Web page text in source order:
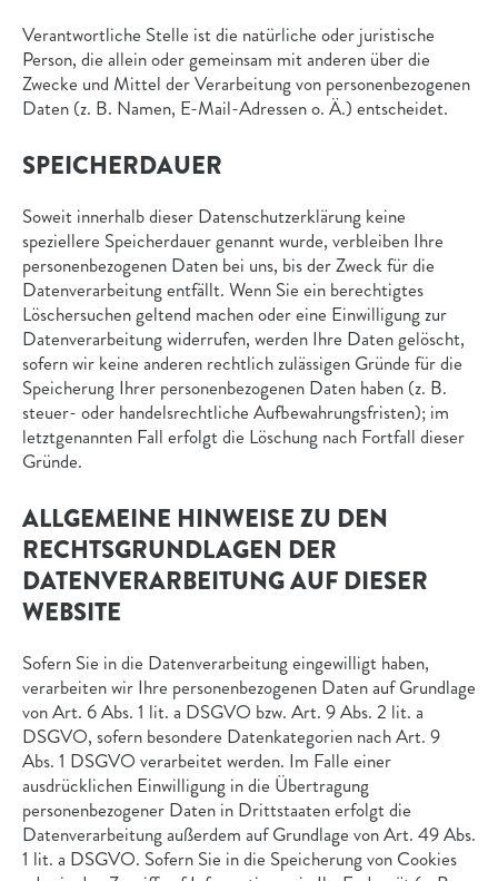
Verantwortliche Stelle ist die natürliche oder juristische
Person, die allein oder gemeinsam mit anderen über die
Zwecke und Mittel der Verarbeitung von personenbezogenen
Daten (z. B. Namen, E-Mail-Adressen o. Ä.) entscheidet.
SPEICHERDAUER
Soweit innerhalb dieser Datenschutzerklärung keine
speziellere Speicherdauer genannt wurde, verbleiben Ihre
personenbezogenen Daten bei uns, bis der Zweck für die
Datenverarbeitung entfällt. Wenn Sie ein berechtigtes
Löschersuchen geltend machen oder eine Einwilligung zur
Datenverarbeitung widerrufen, werden Ihre Daten gelöscht,
sofern wir keine anderen rechtlich zulässigen Gründe für die
Speicherung Ihrer personenbezogenen Daten haben (z. B.
steuer- oder handelsrechtliche Aufbewahrungsfristen); im
letztgenannten Fall erfolgt die Löschung nach Fortfall dieser
Gründe.
ALLGEMEINE HINWEISE ZU DEN
RECHTSGRUNDLAGEN DER
DATENVERARBEITUNG AUF DIESER
WEBSITE
Sofern Sie in die Datenverarbeitung eingewilligt haben,
verarbeiten wir Ihre personenbezogenen Daten auf Grundlage
von Art. 6 Abs. 1 lit. a DSGVO bzw. Art. 9 Abs. 2 lit. a
DSGVO, sofern besondere Datenkategorien nach Art. 9
Abs. 1 DSGVO verarbeitet werden. Im Falle einer
ausdrücklichen Einwilligung in die Übertragung
personenbezogener Daten in Drittstaaten erfolgt die
Datenverarbeitung außerdem auf Grundlage von Art. 49 Abs.
1 lit. a DSGVO. Sofern Sie in die Speicherung von Cookies